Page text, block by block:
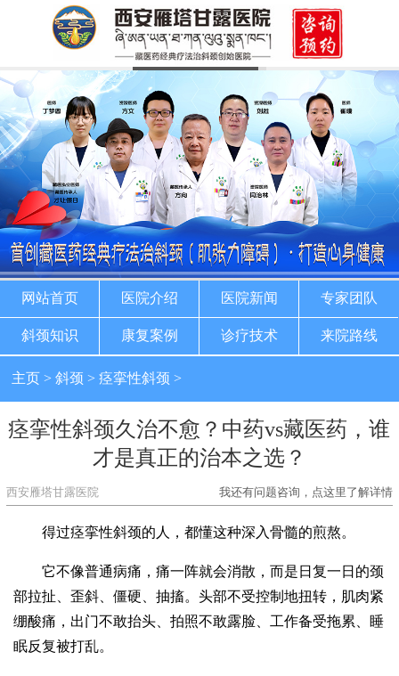
网站首页 医院介绍 医院新闻 专家团队
斜颈知识 康复案例 诊疗技术 来院路线
主页 >斜颈 >痉挛性斜颈 >
痉挛性斜颈久治不愈？中药vs藏医药，谁
才是真正的治本之选？
西安雁塔甘露医院 我还有问题咨询，点这里了解详情
得过痉挛性斜颈的人，都懂这种深入骨髓的煎熬。
它不像普通病痛，痛一阵就会消散，而是日复一日的颈
部拉扯、歪斜、僵硬、抽搐。头部不受控制地扭转，肌肉紧
绷酸痛，出门不敢抬头、拍照不敢露脸、工作备受拖累、睡
眠反复被打乱。